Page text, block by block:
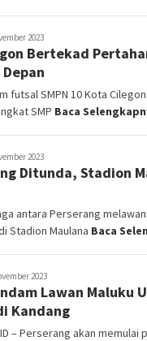
2023
Bertekad
futsal SMPN 10 Kota
SMP Baca
2023
Ditunda, Stadion
antara Perserang
Stadion Maulana Baca
2023
Lawan Maluku
Kandang
– Perserang akan